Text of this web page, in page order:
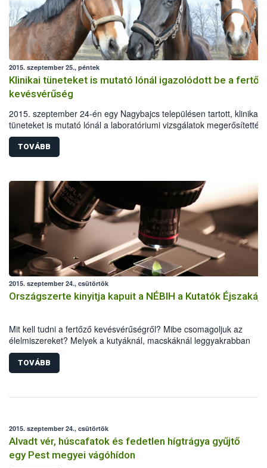
2015. szeptember 25., péntek
Klinikai tüneteket is mutató lónál igazolódott be a
kevésvérűség
2015. szeptember 24-én egy Nagybajcs településen tartott, klinikai
tüneteket is mutató lónál a laboratóriumi vizsgálatok megerősítették
fertőző kevésvérűséget. A járványügyi nyomozás feltárta, hogy a
jelenlegi megbetegedés nincs kapcsolatban a korábbi fertőző
kevésvérűség esetekkel. Az állategészségügyi hatóság a telep
TOVÁBB
2015. szeptember 24., csütörtök
Országszerte kinyitja kapuit a NÉBIH a Kutatók
Mit kell tudni a fertőző kevésvérűségről? Mibe csomagoljuk az
élelmiszereket? Melyek a kutyáknál, macskáknál leggyakrabban
előforduló mérgezések? Megannyi érdekes kérdés, amire az
választ kaphatnak a NÉBIH szakembereitől szeptember 25-én, a
Éjszakáján.
TOVÁBB
2015. szeptember 24., csütörtök
Alvadt vér, húscafatok és fedetlen hígtrágya gyűjtő
egy Pest megyei vágóhídon